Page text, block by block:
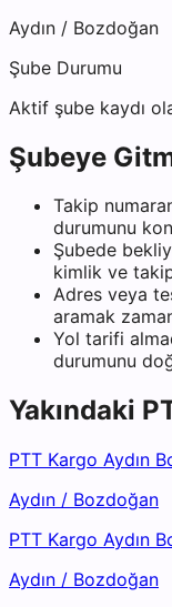
Aydın / Bozdoğan
Şube Durumu
Aktif şube kaydı
Şubeye
Takip
durumunu
Şubede
kimlik ve
Adres veya
aramak
Yol tarifi
durumunu
Yakındaki
PTT Kargo Aydın
Aydın / Bozdoğan
PTT Kargo Aydın
Aydın / Bozdoğan